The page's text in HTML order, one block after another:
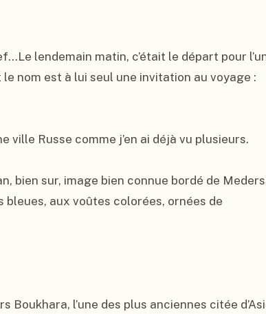
lendemain matin, c’était le départ pour
nom est à lui seul une invitation au voyage :
ville Russe comme j’en ai déjà vu plusieurs.
bien sur, image bien connue bordé de
bleues, aux voûtes colorées, ornées de
l’une des plus anciennes citée